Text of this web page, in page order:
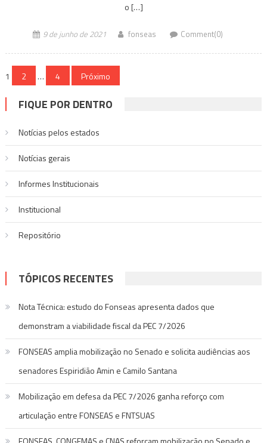
o […]
9 de junho de 2021 fonseas Comment(0)
Navegação
por
posts
1 2 … 4 Próximo
FIQUE POR DENTRO
Notícias pelos estados
Notí­cias gerais
Informes Institucionais
Institucional
Repositório
TÓPICOS RECENTES
Nota Técnica: estudo do Fonseas apresenta dados que
demonstram a viabilidade fiscal da PEC 7/2026
FONSEAS amplia mobilização no Senado e solicita audiências aos
senadores Espiridião Amin e Camilo Santana
Mobilização em defesa da PEC 7/2026 ganha reforço com
articulação entre FONSEAS e FNTSUAS